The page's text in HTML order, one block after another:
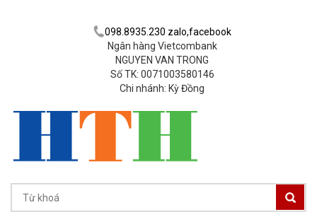
098.8935.230 zalo,facebook
Ngân hàng Vietcombank
NGUYEN VAN TRONG
Số TK: 0071003580146
Chi nhánh: Kỳ Đồng